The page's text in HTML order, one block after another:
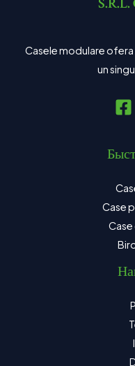
Casele modulare
un
Case
Case